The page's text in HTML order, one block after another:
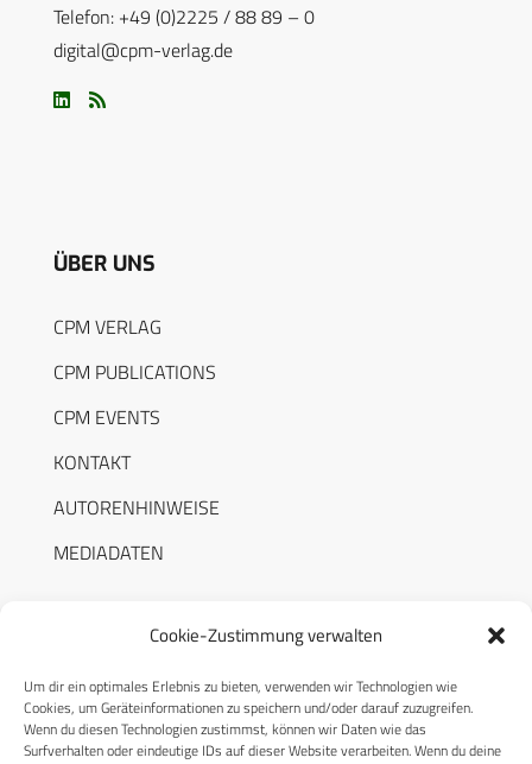
Cookie-Zustimmung verwalten
Um dir ein optimales Erlebnis zu bieten, verwenden wir Technologien wie
Cookies, um Geräteinformationen zu speichern und/oder darauf zuzugreifen.
Wenn du diesen Technologien zustimmst, können wir Daten wie das
Surfverhalten oder eindeutige IDs auf dieser Website verarbeiten. Wenn du deine
Telefon: +49 (0)2225 / 88 89 – 0
digital@cpm-verlag.de
ÜBER UNS
CPM VERLAG
CPM PUBLICATIONS
CPM EVENTS
KONTAKT
AUTORENHINWEISE
MEDIADATEN
RECHTLICHES